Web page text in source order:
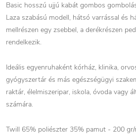
Basic hosszú ujjú kabát gombos
Laza szabású modell, hátsó varrással és
mellrészen egy zsebbel, a derékrészen
rendelkezik.
Ideális egyenruhaként kórház, klinika,
gyógyszertár és más egészségügyi
raktár, élelmiszeripar, iskola, óvoda vagy
számára.
Twill 65% poliészter 35% pamut - 200 gr/